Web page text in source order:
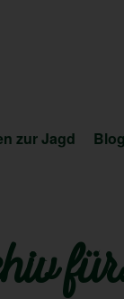
zur Jagd